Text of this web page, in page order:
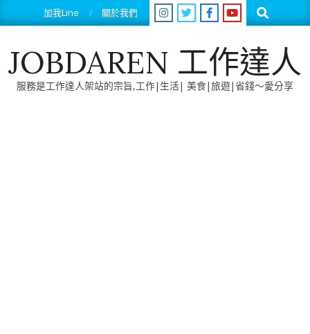
to
加我Line 關於我們 Search
JOBDAREN 工作達人
服務是工作達人架站的宗旨,工作|生活| 美食|旅遊|省錢～愛分享